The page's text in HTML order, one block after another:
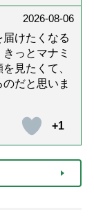
2026-08-06
届けたくなる
っとマナミ
見たくて、
だと思いま
+1